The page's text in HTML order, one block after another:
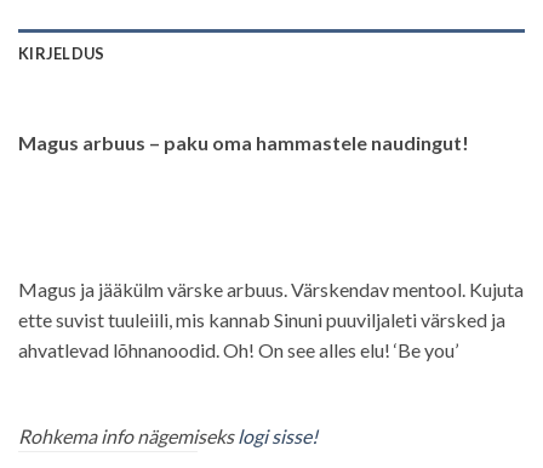
KIRJELDUS
Magus arbuus – paku oma hammastele naudingut!
Magus ja jääkülm värske arbuus. Värskendav mentool. Kujuta
ette suvist tuuleiili, mis kannab Sinuni puuviljaleti värsked ja
ahvatlevad lõhnanoodid. Oh! On see alles elu! ‘Be you’
Rohkema info nägemiseks logi sisse!